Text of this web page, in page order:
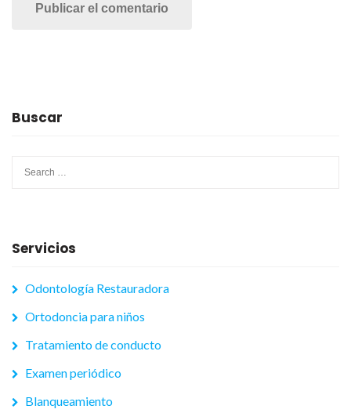
Buscar
for:
Servicios
Odontología Restauradora
Ortodoncia para niños
Tratamiento de conducto
Examen periódico
Blanqueamiento